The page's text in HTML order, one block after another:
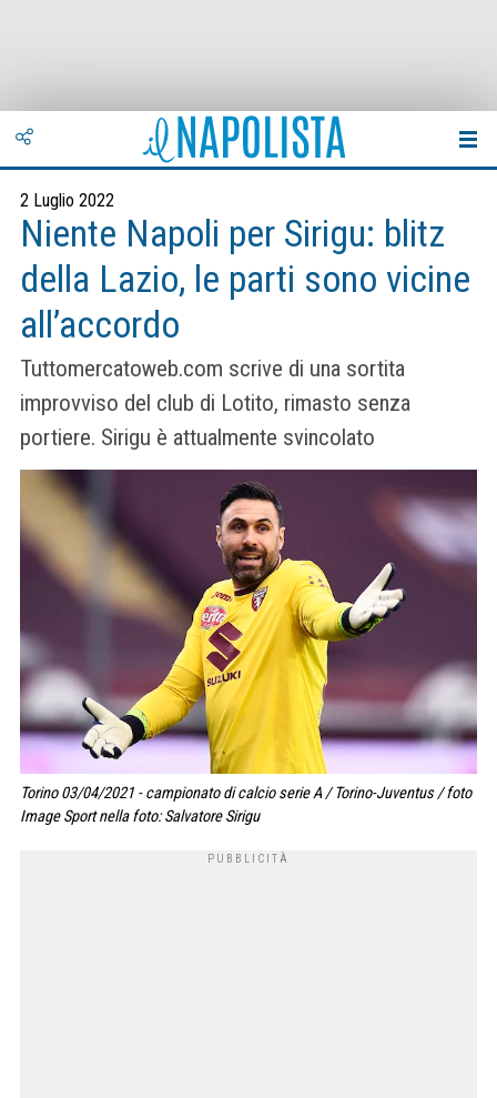
2 Luglio 2022
Niente Napoli per Sirigu: blitz
della Lazio, le parti sono vicine
all’accordo
Tuttomercatoweb.com scrive di una sortita
improvviso del club di Lotito, rimasto senza
portiere. Sirigu è attualmente svincolato
Torino 03/04/2021 - campionato di calcio serie A / Torino-Juventus / foto
Image Sport nella foto: Salvatore Sirigu